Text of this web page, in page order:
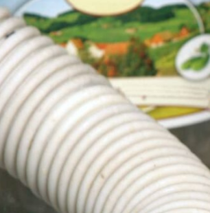
Exterminateur Pointe-aux-Trembles
Exterminateur Villeray-St-Michel-Parc-
Exterminateur Rosemont / La Petite Patrie
Exterminateur Rivière-des-Prairies
Exterminateur St-Léonard